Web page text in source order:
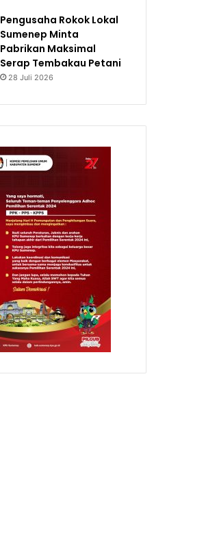
Pengusaha Rokok Lokal
Sumenep Minta
Pabrikan Maksimal
Serap Tembakau Petani
28 Juli 2026